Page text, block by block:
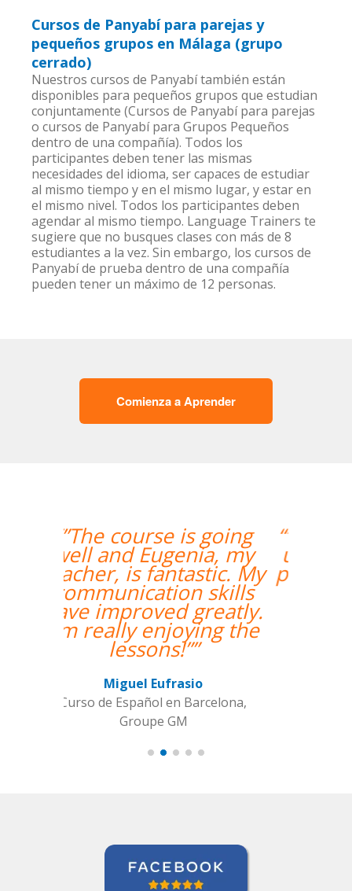
Cursos de Panyabí para parejas y
pequeños grupos en Málaga (grupo
cerrado)
Nuestros cursos de Panyabí también están
disponibles para pequeños grupos que estudian
conjuntamente (Cursos de Panyabí para parejas
o cursos de Panyabí para Grupos Pequeños
dentro de una compañía). Todos los
participantes deben tener las mismas
necesidades del idioma, ser capaces de estudiar
al mismo tiempo y en el mismo lugar, y estar en
el mismo nivel. Todos los participantes deben
agendar al mismo tiempo. Language Trainers te
sugiere que no busques clases con más de 8
estudiantes a la vez. Sin embargo, los cursos de
Panyabí de prueba dentro de una compañía
pueden tener un máximo de 12 personas.
Comienza a Aprender
“”Me han encontrado
un profesor nativo y
pude disfrutar de mis
clases de Swahili.””
Alexandra Keller
Curso de Swahili en Madrid